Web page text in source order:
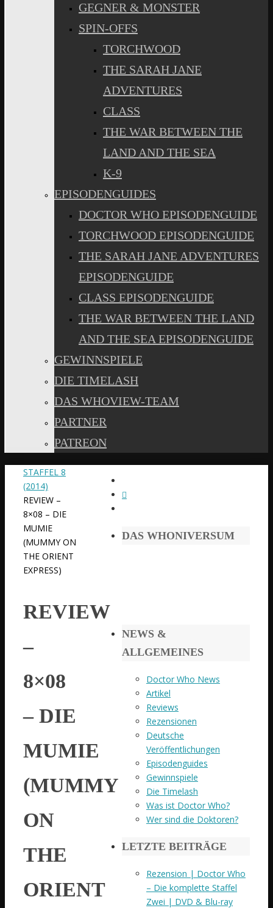
GEGNER & MONSTER
SPIN-OFFS
TORCHWOOD
THE SARAH JANE
ADVENTURES
CLASS
THE WAR BETWEEN THE
LAND AND THE SEA
K-9
EPISODENGUIDES
DOCTOR WHO EPISODENGUIDE
TORCHWOOD EPISODENGUIDE
THE SARAH JANE ADVENTURES
EPISODENGUIDE
CLASS EPISODENGUIDE
THE WAR BETWEEN THE LAND
AND THE SEA EPISODENGUIDE
GEWINNSPIELE
DIE TIMELASH
DAS WHOVIEW-TEAM
PARTNER
PATREON
START
STAFFEL 8
(2014)
REVIEW –
8×08 – DIE
MUMIE
(MUMMY ON
THE ORIENT
EXPRESS)
REVIEW
–
8×08
– DIE
MUMIE
(MUMMY
ON
THE
ORIENT
DAS WHONIVERSUM
NEWS &
ALLGEMEINES
Doctor Who News
Artikel
Reviews
Rezensionen
Deutsche
Veröffentlichungen
Episodenguides
Gewinnspiele
Die Timelash
Was ist Doctor Who?
Wer sind die Doktoren?
LETZTE BEITRÄGE
Rezension | Doctor Who
– Die komplette Staffel
Zwei | DVD & Blu-ray